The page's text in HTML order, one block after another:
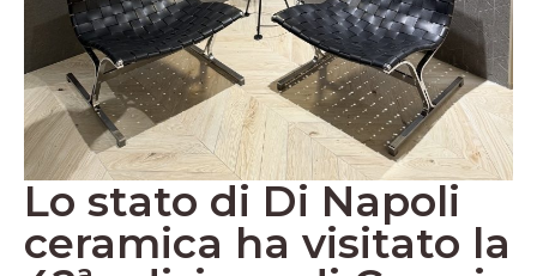
Lo stato di Di Napoli
ceramica ha visitato la